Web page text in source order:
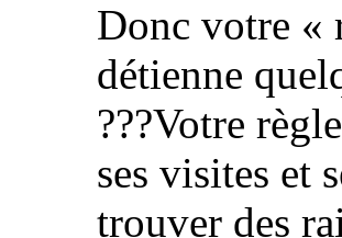
Donc votre «
détienne
???Votre
ses visites et
trouver des